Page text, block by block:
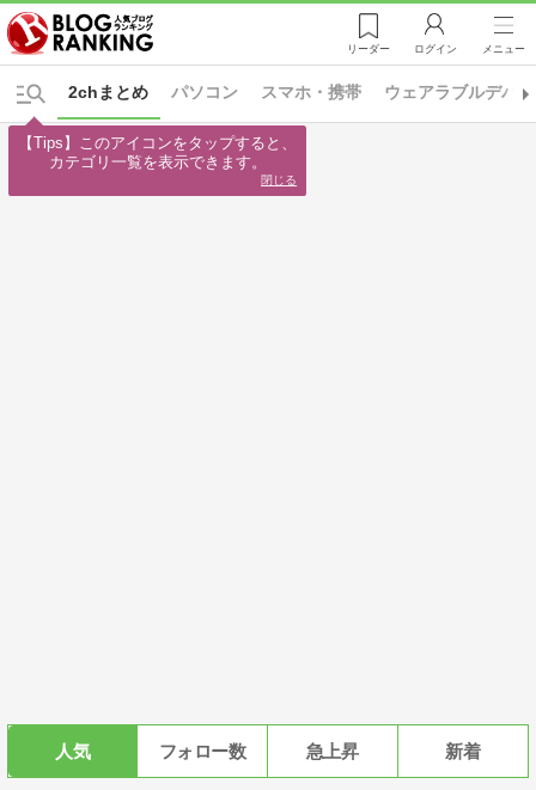
リーダー ログイン メニュー
パソコン スマホ・携帯 ウェアラブルデバ
2chまとめ
人気 フォロー数 急上昇 新着
【Tips】このアイコンをタップすると、
カテゴリ一覧を表示できます。
閉じる